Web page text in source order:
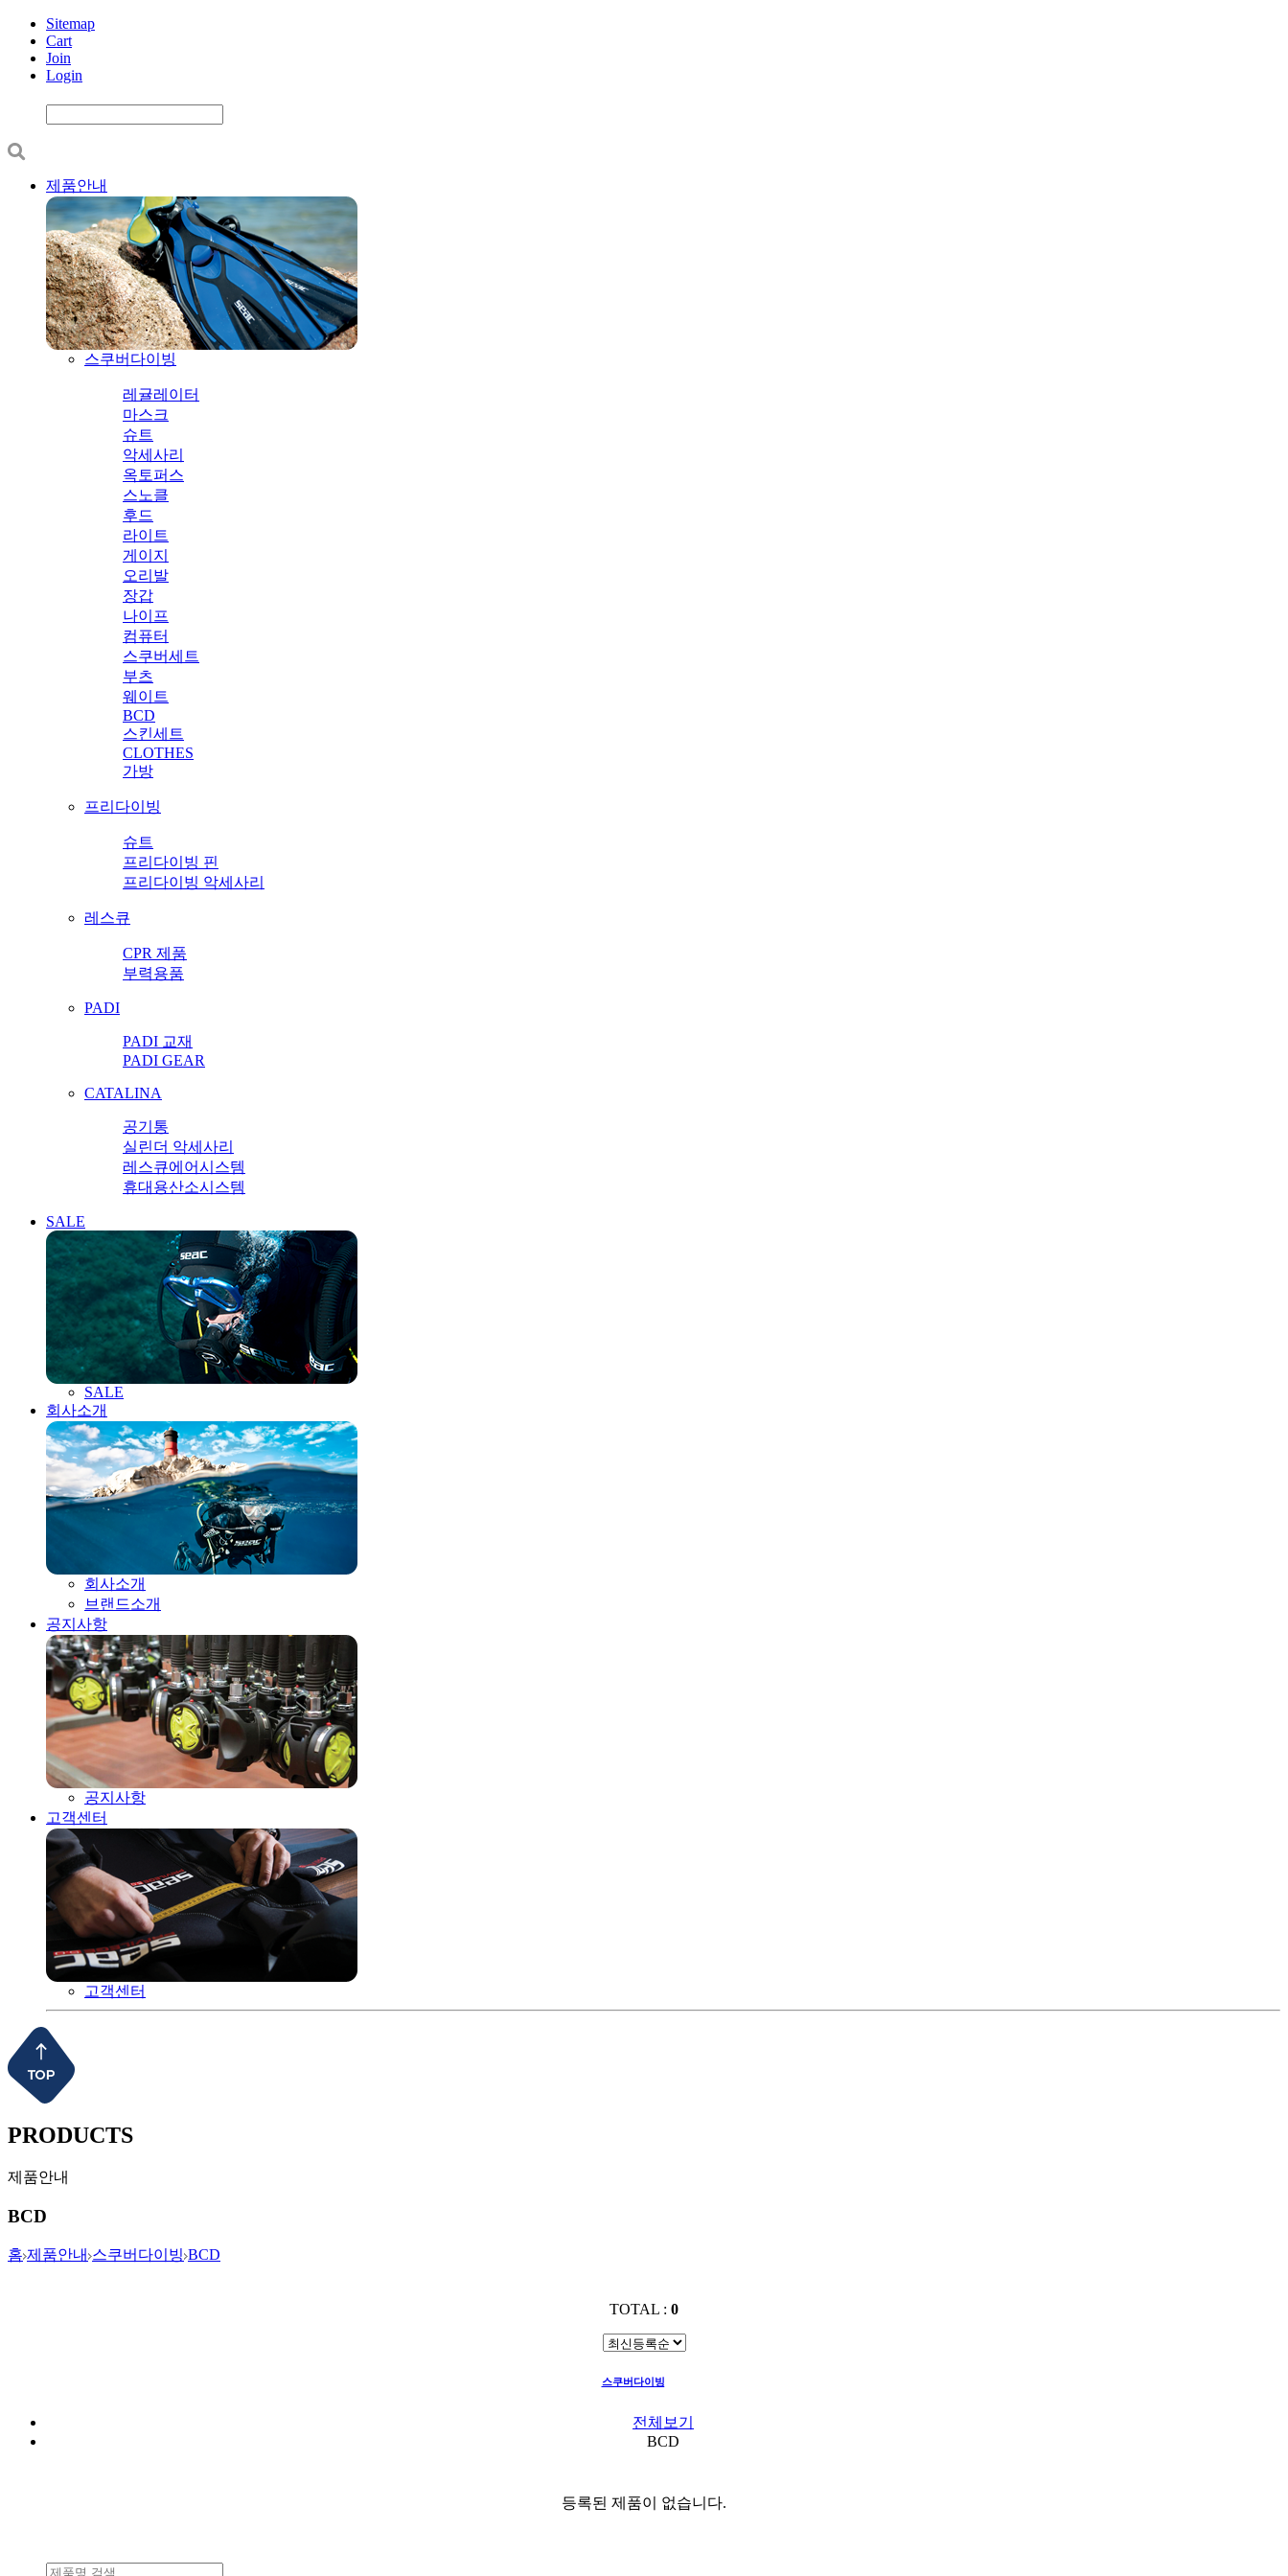
Sitemap
Cart
Join
Login
제품안내
스쿠버다이빙
레귤레이터
마스크
슈트
악세사리
옥토퍼스
스노클
후드
라이트
게이지
오리발
장갑
나이프
컴퓨터
스쿠버세트
부츠
웨이트
BCD
스킨세트
CLOTHES
가방
프리다이빙
슈트
프리다이빙 핀
프리다이빙 악세사리
레스큐
CPR 제품
부력용품
PADI
PADI 교재
PADI GEAR
CATALINA
공기통
실린더 악세사리
레스큐에어시스템
휴대용산소시스템
SALE
SALE
회사소개
회사소개
브랜드소개
공지사항
공지사항
고객센터
고객센터
PRODUCTS
제품안내
BCD
홈 제품안내 스쿠버다이빙 BCD
TOTAL : 0
스쿠버다이빙
전체보기
BCD
등록된 제품이 없습니다.